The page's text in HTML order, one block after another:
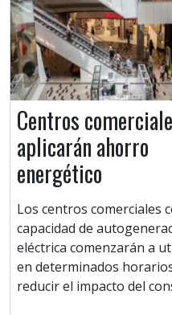
Centros
aplicarán ahorro
energético
Los centros comerciales
capacidad de
eléctrica comenzarán a
en determinados
reducir el impacto del